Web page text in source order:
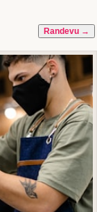
Randevu →